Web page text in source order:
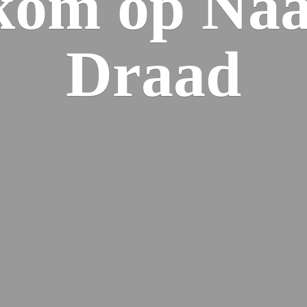
Draad